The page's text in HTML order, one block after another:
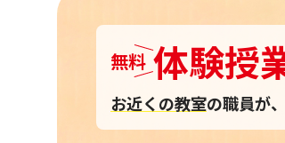
無料 体験授
お近くの教室の職員が